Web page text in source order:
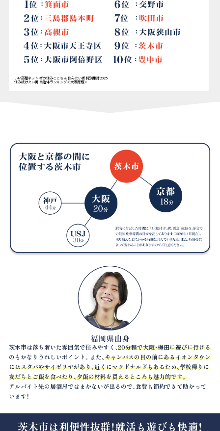
いい部屋ネット 街の住みここち & 住みたい街 特別集計2025
住み続けたい街 自治体ランキング＜大阪府版＞
茨木市は落ち着いた雰囲気で住みやすく、20分程で大阪・梅田に遊びに行ける
のもかなりうれしいポイント。また、キャンパスの目の前にあるイオンタウン
にはスタバやサイゼリヤがあり、近くにマクドナルドもあるため、学校帰りに
友だちとご飯を食べたり、夕飯の材料を買えるところも魅力的です。
アルバイト先の居酒屋ではまかないが出るので、食費も節約できて助かって
います！
茨木市は利便性抜群！就活も遊びも快適！